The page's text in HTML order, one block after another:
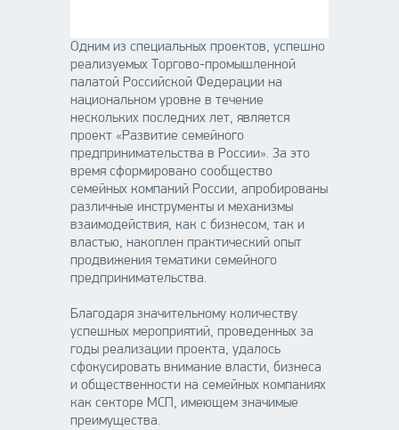
Одним из специальных проектов, успешно
реализуемых Торгово-промышленной
палатой Российской Федерации на
национальном уровне в течение
нескольких последних лет, является
проект «Развитие семейного
предпринимательства в России». За это
время сформировано сообщество
семейных компаний России, апробированы
различные инструменты и механизмы
взаимодействия, как с бизнесом, так и
властью, накоплен практический опыт
продвижения тематики семейного
предпринимательства.
Благодаря значительному количеству
успешных мероприятий, проведенных за
годы реализации проекта, удалось
сфокусировать внимание власти, бизнеса
и общественности на семейных компаниях
как секторе МСП, имеющем значимые
преимущества.